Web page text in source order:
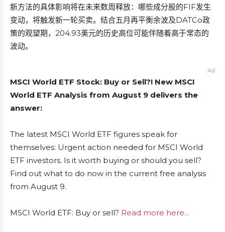
新方法的具体影响将在未来数周释放：哪些成分股的FIF发生
变动，将触发新一轮买卖。结合五月再平衡余波及DATCo政
策的观望期，204.93美元的历史高位可能伴随着高于常态的
波动。
Ad
MSCI World ETF Stock: Buy or Sell?! New MSCI
World ETF Analysis from August 9 delivers the
answer:
The latest MSCI World ETF figures speak for
themselves: Urgent action needed for MSCI World
ETF investors. Is it worth buying or should you sell?
Find out what to do now in the current free analysis
from August 9.
MSCI World ETF: Buy or sell? Read more here...